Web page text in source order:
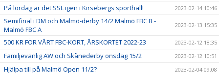
På lördag är det SSL igen i Kirsebergs sporthall! 2023-02-14 10:46
Semifinal i DM och Malmö-derby 14/2 Malmö FBC B -
Malmö FBC A
2023-02-13 15:35
500 KR FÖR VÅRT FBC-KORT, ÅRSKORTET 2022-23 2023-02-12 18:35
Familjevänlig AW och Skånederby onsdag 15/2 2023-02-12 10:51
Hjälpa till på Malmö Open 11/2? 2023-02-04 09:08